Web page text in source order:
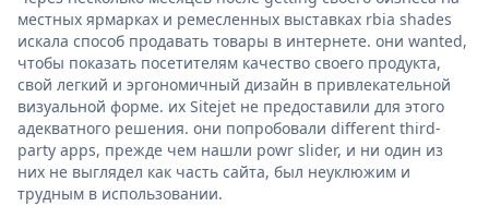
местных ярмарках и ремесленных выставках rbia shades
искала способ продавать товары в интернете. они wanted,
чтобы показать посетителям качество своего продукта,
свой легкий и эргономичный дизайн в привлекательной
визуальной форме. их Sitejet не предоставили для этого
адекватного решения. они попробовали different third-
party apps, прежде чем нашли powr slider, и ни один из
них не выглядел как часть сайта, был неуклюжим и
трудным в использовании.